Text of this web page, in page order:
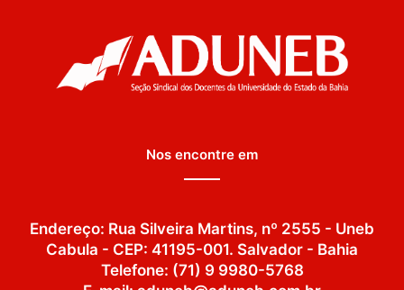
Nos encontre em
Endereço: Rua Silveira Martins, nº 2555 - Uneb
Cabula - CEP: 41195-001. Salvador - Bahia
Telefone: (71) 9 9980-5768